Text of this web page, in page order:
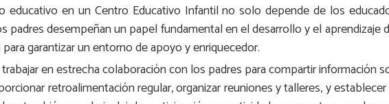
educativo en un Centro Educativo Infantil no solo depende de los
padres desempeñan un papel fundamental en el desarrollo y el aprendizaje
garantizar un entorno de apoyo y enriquecedor.
en estrecha colaboración con los padres para compartir información
retroalimentación regular, organizar reuniones y talleres, y